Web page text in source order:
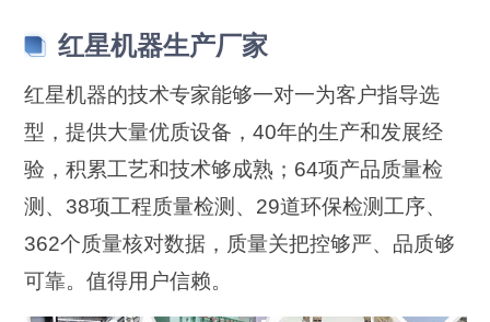
红星机器生产厂家
红星机器的技术专家能够一对一为客户指导选
型，提供大量优质设备，40年的生产和发展经
验，积累工艺和技术够成熟；64项产品质量检
测、38项工程质量检测、29道环保检测工序、
362个质量核对数据，质量关把控够严、品质够
可靠。值得用户信赖。